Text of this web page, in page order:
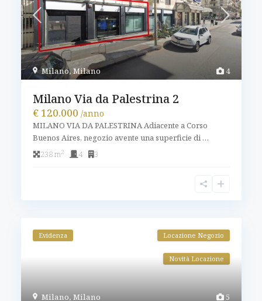
4
Milano,Milano
Milano Via da Palestrina 2
€ 120.000 /anno
MILANO VIA DA PALESTRINA Adiacente a Corso
Buenos Aires, negozio avente una superficie di…
238 m2 4 3
5
Milano, Milano
Evidenza Locazione Negozio
Novità Locazione